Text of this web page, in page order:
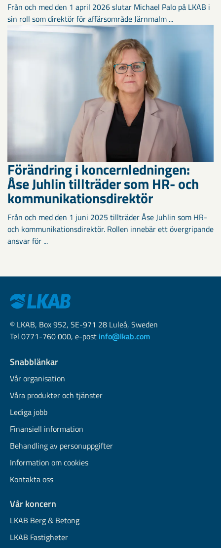
Från och med den 1 april 2026 slutar Michael Palo på LKAB i
sin roll som direktör för affärsområde Järnmalm ...
Förändring i koncernledningen:
Åse Juhlin tillträder som HR- och
kommunikationsdirektör
Från och med den 1 juni 2025 tillträder Åse Juhlin som HR-
och kommunikationsdirektör. Rollen innebär ett övergripande
ansvar för ...
© LKAB, Box 952, SE-971 28 Luleå, Sweden
Tel 0771-760 000, e-post info@lkab.com
Snabblänkar
Vår organisation
Våra produkter och tjänster
Lediga jobb
Finansiell information
Behandling av personuppgifter
Information om cookies
Kontakta oss
Vår koncern
LKAB Berg & Betong
LKAB Fastigheter